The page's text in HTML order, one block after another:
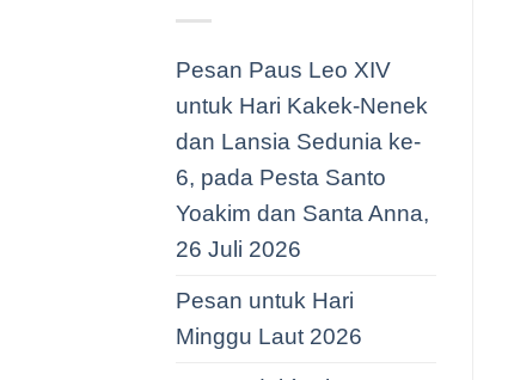
Pesan Paus Leo XIV
untuk Hari Kakek-Nenek
dan Lansia Sedunia ke-
6, pada Pesta Santo
Yoakim dan Santa Anna,
26 Juli 2026
Pesan untuk Hari
Minggu Laut 2026